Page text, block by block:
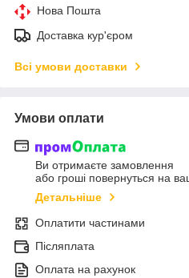
Нова Пошта
Доставка кур'єром
Всі умови доставки
Умови оплати
Ви отримаєте замовлення
або гроші повернуться на
Детальніше
Оплатити частинами
Післяплата
Оплата на рахунок